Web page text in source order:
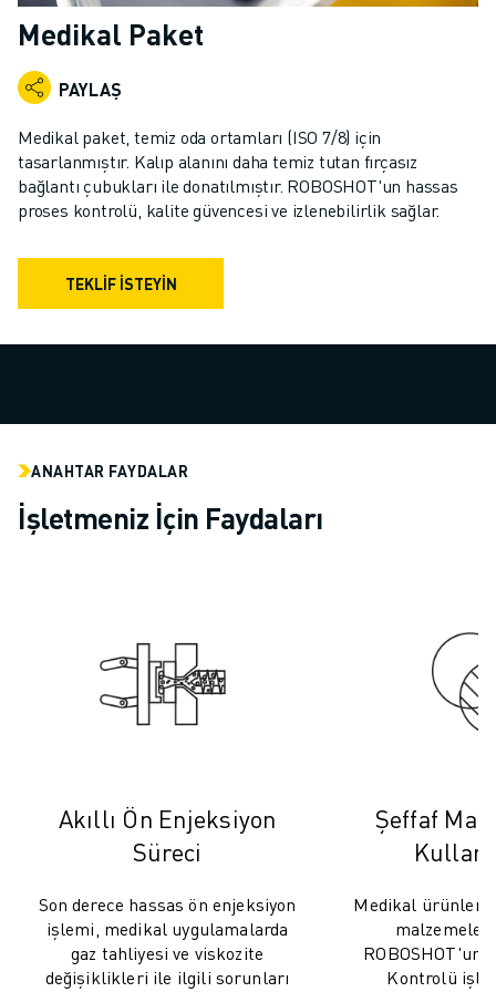
ENDÜSTRIYEL ROBOTLAR
İŞBIRLIKÇI ROBOTLAR
ROBOT YELPAZESI
ROBOT KONTROLÖRLERI
ROBOT AKSESUARLARI
ROBOT YAZILIMI
SIMÜLASYON YAZILIMI
EĞITIM AMAÇLI ROBOTIK ÜRÜNLERI
ARK KAYNAK ROBOTLARI
PALETLEME ROBOTLARI
SCARA ROBOTLARI
KOMPAKT CNC İŞLEME MERKEZLERI
ROBODRILL YAZILIMI
ROBODRILL ÖNLEYICI BAKIM
ROBODRILL SÜRDÜRÜLEBILIRLIK
ROBODRILL ROBOT PAKETI
ROBOSHOT BULUCU
ROBOSHOT ELEKTRIKLI PLASTIK ENJEKSIYON MAKINELERI
ROBOSHOT YAZILIM
ROBOSHOT SÜRDÜRÜLEBİLİRLİK
ROBOSHOT ROBOT PAKETI
Medikal Paket
PAYLAŞ
Medikal paket, temiz oda ortamları (ISO 7/8) için
tasarlanmıştır. Kalıp alanını daha temiz tutan fırçasız
bağlantı çubukları ile donatılmıştır. ROBOSHOT'un hassas
proses kontrolü, kalite güvencesi ve izlenebilirlik sağlar.
TEKLIF İSTEYIN
ANAHTAR FAYDALAR
İşletmeniz İçin Faydaları
Akıllı Ön Enjeksiyon
Süreci
Son derece hassas ön enjeksiyon
işlemi, medikal uygulamalarda
gaz tahliyesi ve viskozite
değişiklikleri ile ilgili sorunları
Şeffaf
Medikal ürünler
ROBOSHOT'un
Kontrolü